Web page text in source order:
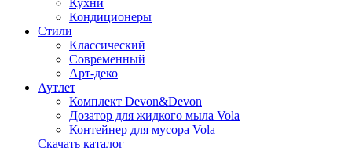
Кухни
Кондиционеры
Стили
Классический
Современный
Арт-деко
Аутлет
Комплект Devon&Devon
Дозатор для жидкого мыла Vola
Контейнер для мусора Vola
Скачать каталог